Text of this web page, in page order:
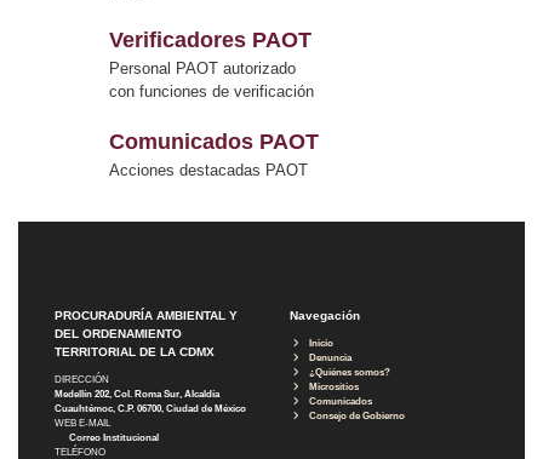
Verificadores PAOT
Personal PAOT autorizado
con funciones de verificación
Comunicados PAOT
Acciones destacadas PAOT
PROCURADURÍA AMBIENTAL Y
DEL ORDENAMIENTO
TERRITORIAL DE LA CDMX
DIRECCIÓN
Medellín 202, Col. Roma Sur, Alcaldía
Cuauhtémoc, C.P. 06700, Ciudad de México
WEB E-MAIL
Correo Institucional
TELÉFONO
Navegación
Inicio
Denuncia
¿Quiénes somos?
Micrositios
Comunicados
Consejo de Gobierno